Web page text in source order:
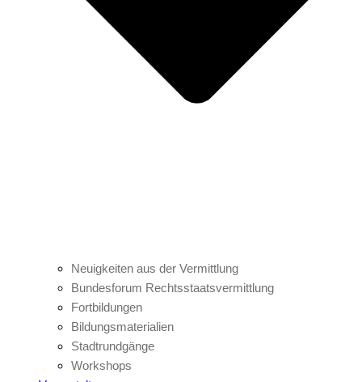
Neuigkeiten aus der Vermittlung
Bundesforum Rechtsstaatsvermittlung
Fortbildungen
Bildungsmaterialien
Stadtrundgänge
Workshops